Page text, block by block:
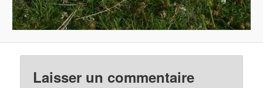
Laisser un commentaire